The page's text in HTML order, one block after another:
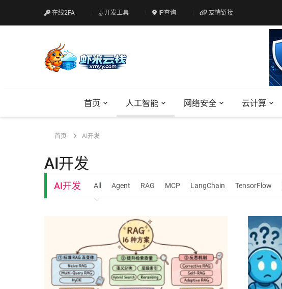
在线2FA 开发工具 IP查询 友情链接
首页 人工智能 网络安全 云计算
首页 AI开发
AI开发
AI开发 All Agent RAG MCP LangChain TensorFlow